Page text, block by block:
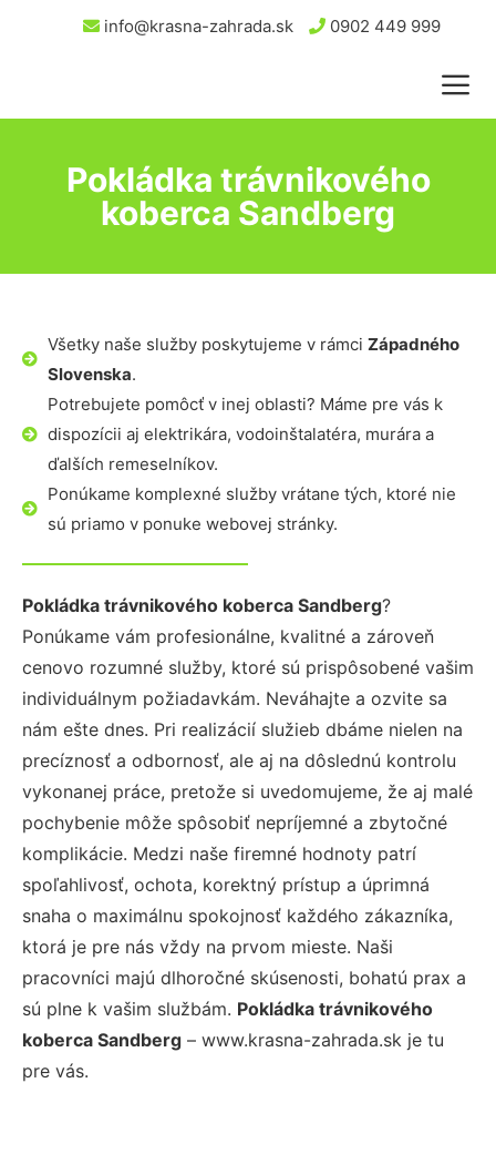
info@krasna-zahrada.sk 0902 449 999
Pokládka trávnikového
koberca Sandberg
Všetky naše služby poskytujeme v rámci Západného
Slovenska.
Potrebujete pomôcť v inej oblasti? Máme pre vás k
dispozícii aj elektrikára, vodoinštalatéra, murára a
ďalších remeselníkov.
Ponúkame komplexné služby vrátane tých, ktoré nie
sú priamo v ponuke webovej stránky.
Pokládka trávnikového koberca Sandberg?
Ponúkame vám profesionálne, kvalitné a zároveň
cenovo rozumné služby, ktoré sú prispôsobené vašim
individuálnym požiadavkám. Neváhajte a ozvite sa
nám ešte dnes. Pri realizácií služieb dbáme nielen na
precíznosť a odbornosť, ale aj na dôslednú kontrolu
vykonanej práce, pretože si uvedomujeme, že aj malé
pochybenie môže spôsobiť nepríjemné a zbytočné
komplikácie. Medzi naše firemné hodnoty patrí
spoľahlivosť, ochota, korektný prístup a úprimná
snaha o maximálnu spokojnosť každého zákazníka,
ktorá je pre nás vždy na prvom mieste. Naši
pracovníci majú dlhoročné skúsenosti, bohatú prax a
sú plne k vašim službám. Pokládka trávnikového
koberca Sandberg – www.krasna-zahrada.sk je tu
pre vás.